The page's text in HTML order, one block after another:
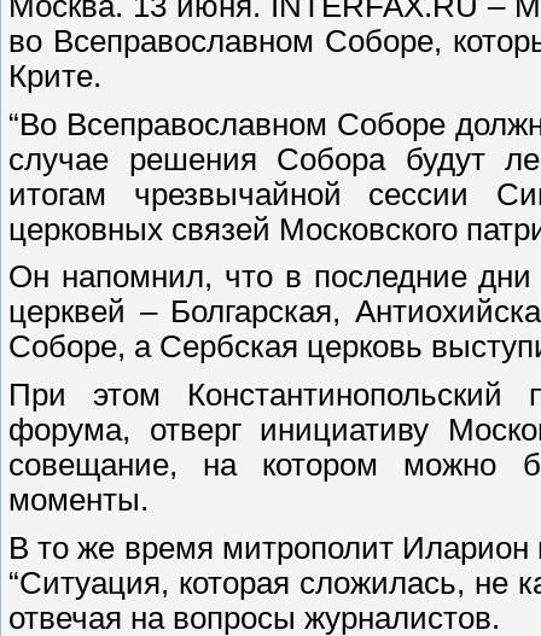
во Всеправославном Соборе,
Крите.
“Во Всеправославном Соборе
случае решения Собора будут
итогам чрезвычайной сессии
церковных связей Московского
Он напомнил, что в последние дни
церквей – Болгарская,
Соборе, а Сербская церковь
При этом Константинопольский
форума, отверг инициативу
совещание, на котором можно
моменты.
В то же время митрополит Иларион
“Ситуация, которая сложилась, не
отвечая на вопросы журналистов.